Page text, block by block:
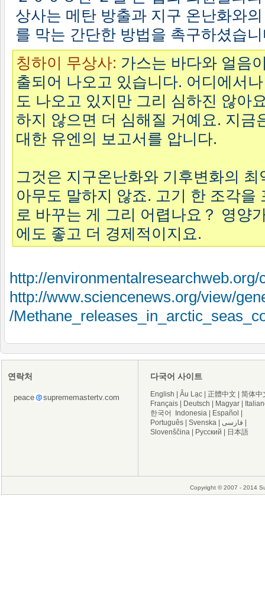
상사는 메탄 방출과 지구 온난화와
를 막는 간단한 방법을 촉구하셨습
칭하이 무상사: 가스는 바다와 얼음
출되어 나오고 있습니다. 어디에서
도 나오고 있지만 그리 심하진 않아
하지 않으면 더 심해질 거예요. 지금
대한 유엔의 보고서를 압니다.
그것은 지구온난화와 기후변화의
아무도 말하지 않죠. 고기 한 조각을
로 바꾸는 게 그리 어렵나요？ 영양
에도 좋고 더 경제적이지요.
http://
http://www.sciencenews.org/view/
/
연락처
peace suprememastertv.com
다국어 사이트
English | Âu Lạc | 正體中文 | 简体中
Français | Deutsch | Magyar |
한국어
Indonesia | Español |
Português | Svenska | فارسی |
Slovenščina | Русский | 日本語
Copyright © 2007 - 2014